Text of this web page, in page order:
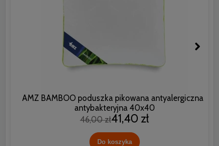
AMZ BAMBOO poduszka pikowana antyalergiczna i
antybakteryjna 40x40
46,00 zł41,40 zł
Do koszyka